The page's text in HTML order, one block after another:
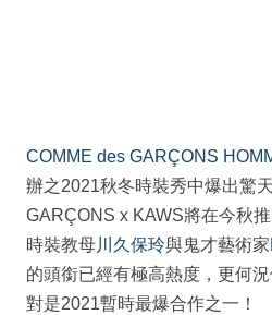
COMME des GARÇONS
辦之2021秋冬時裝秀中爆出驚
GARÇONS x KAWS將在今秋
時裝教母川久保玲與鬼才藝術家
的頭銜已經有極高熱度，更何
對是2021暫時最爆合作之一！